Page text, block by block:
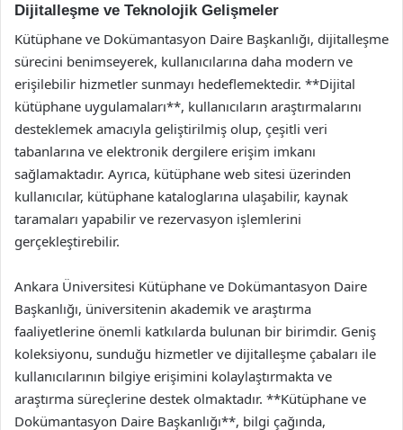
Dijitalleşme ve Teknolojik Gelişmeler
Kütüphane ve Dokümantasyon Daire Başkanlığı, dijitalleşme
sürecini benimseyerek, kullanıcılarına daha modern ve
erişilebilir hizmetler sunmayı hedeflemektedir. **Dijital
kütüphane uygulamaları**, kullanıcıların araştırmalarını
desteklemek amacıyla geliştirilmiş olup, çeşitli veri
tabanlarına ve elektronik dergilere erişim imkanı
sağlamaktadır. Ayrıca, kütüphane web sitesi üzerinden
kullanıcılar, kütüphane kataloglarına ulaşabilir, kaynak
taramaları yapabilir ve rezervasyon işlemlerini
gerçekleştirebilir.
Ankara Üniversitesi Kütüphane ve Dokümantasyon Daire
Başkanlığı, üniversitenin akademik ve araştırma
faaliyetlerine önemli katkılarda bulunan bir birimdir. Geniş
koleksiyonu, sunduğu hizmetler ve dijitalleşme çabaları ile
kullanıcılarının bilgiye erişimini kolaylaştırmakta ve
araştırma süreçlerine destek olmaktadır. **Kütüphane ve
Dokümantasyon Daire Başkanlığı**, bilgi çağında,